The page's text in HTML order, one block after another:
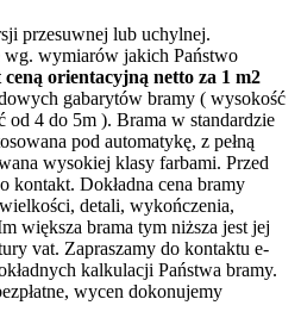
przesuwnej lub uchylnej.
wymiarów jakich Państwo
ceną orientacyjną netto za 1 m2
gabarytów bramy ( wysokość
od 4 do 5m ). Brama w standardzie
pod automatykę, z pełną
wysokiej klasy farbami. Przed
kontakt. Dokładna cena bramy
detali, wykończenia,
większa brama tym niższa jest jej
vat. Zapraszamy do kontaktu e-
kalkulacji Państwa bramy.
wycen dokonujemy